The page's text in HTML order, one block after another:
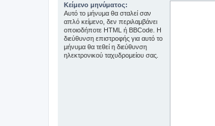
Κείμενο μηνύματος:
Αυτό το μήνυμα θα σταλεί σαν
απλό κείμενο, δεν περιλαμβάνει
οποιοδήποτε HTML ή BBCode. Η
διεύθυνση επιστροφής για αυτό το
μήνυμα θα τεθεί η διεύθυνση
ηλεκτρονικού ταχυδρομείου σας.